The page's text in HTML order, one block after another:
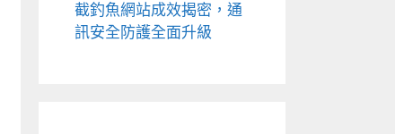
截釣魚網站成效揭密，通
訊安全防護全面升級